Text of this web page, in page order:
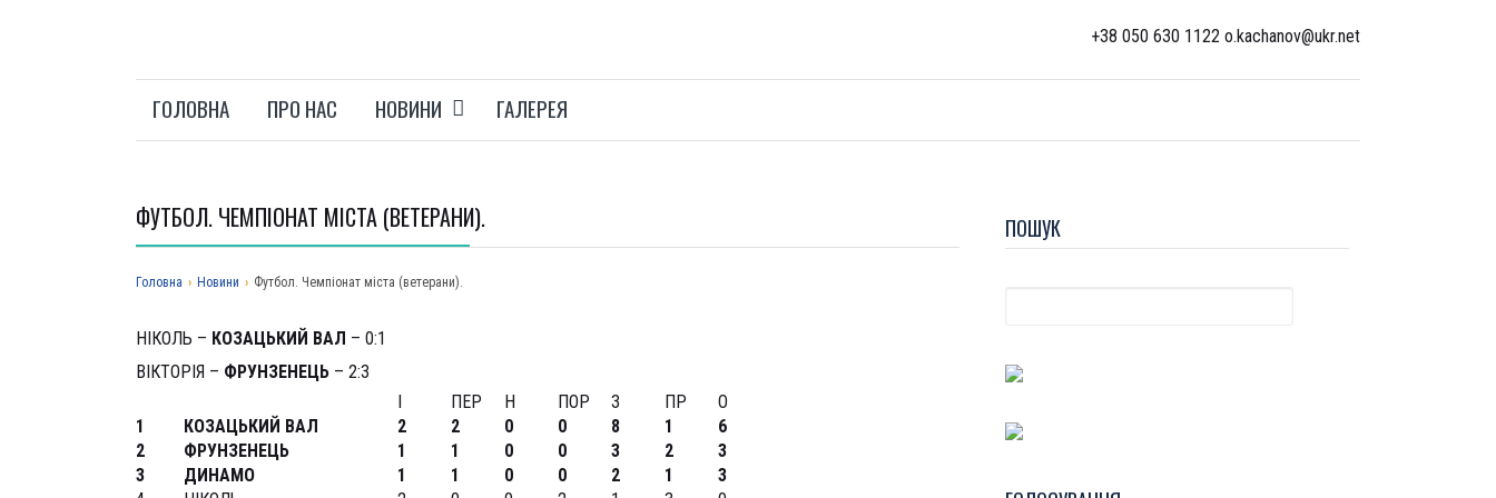
+38 050 630 1122 o.kachanov@ukr.net
ГОЛОВНА ПРО НАС НОВИНИ ГАЛЕРЕЯ
ПОШУК
ФУТБОЛ. ЧЕМПІОНАТ МІСТА (ВЕТЕРАНИ).
Головна › Новини › Футбол. Чемпіонат міста (ветерани).
НІКОЛЬ – КОЗАЦЬКИЙ ВАЛ – 0:1
ВІКТОРІЯ – ФРУНЗЕНЕЦЬ – 2:3
І
ПЕР Н ПОР З ПР
О
1
КОЗАЦЬКИЙ ВАЛ 2 2 0 0 8 1
6
2
ФРУНЗЕНЕЦЬ 1 1 0 0 3 2
3
3
ДИНАМО 1 1 0 0 2 1
3